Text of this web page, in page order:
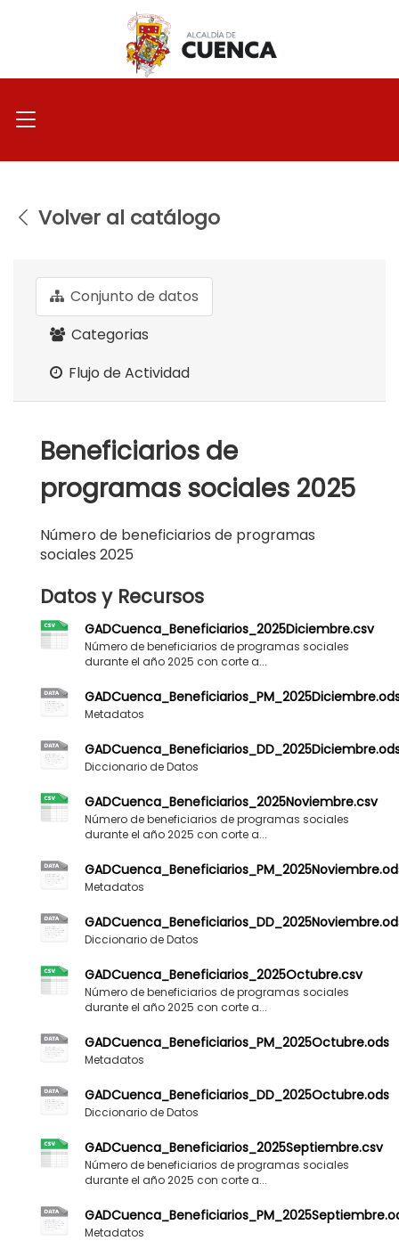
Volver al catálogo
Conjunto de datos
Categorias
Flujo de Actividad
Beneficiarios de
programas sociales 2025
Número de beneficiarios de programas
sociales 2025
Datos y Recursos
GADCuenca_Beneficiarios_2025Diciembre.csv
Número de beneficiarios de programas sociales
durante el año 2025 con corte a...
Metadatos
Diccionario de Datos
GADCuenca_Beneficiarios_2025Noviembre.csv
Número de beneficiarios de programas sociales
durante el año 2025 con corte a...
Metadatos
Diccionario de Datos
GADCuenca_Beneficiarios_2025Octubre.csv
Número de beneficiarios de programas sociales
durante el año 2025 con corte a...
GADCuenca_Beneficiarios_PM_2025Octubre.ods
Metadatos
GADCuenca_Beneficiarios_DD_2025Octubre.ods
Diccionario de Datos
GADCuenca_Beneficiarios_2025Septiembre.csv
Número de beneficiarios de programas sociales
durante el año 2025 con corte a...
Metadatos